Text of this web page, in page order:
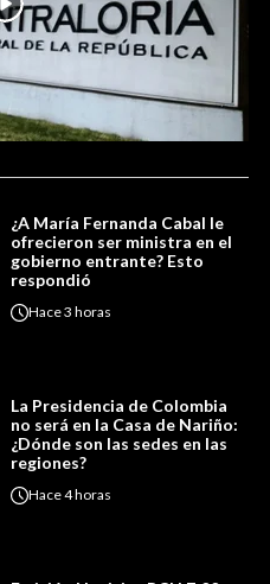
¿A María Fernanda Cabal le
ofrecieron ser ministra en el
gobierno entrante? Esto
respondió
Hace3 horas
La Presidencia de Colombia
no será en la Casa de Nariño:
¿Dónde son las sedes en las
regiones?
Hace4 horas